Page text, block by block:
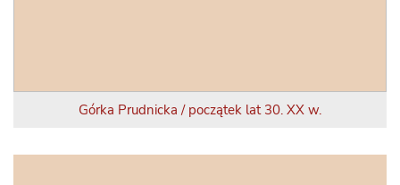
Górka Prudnicka / początek lat 30. XX w.